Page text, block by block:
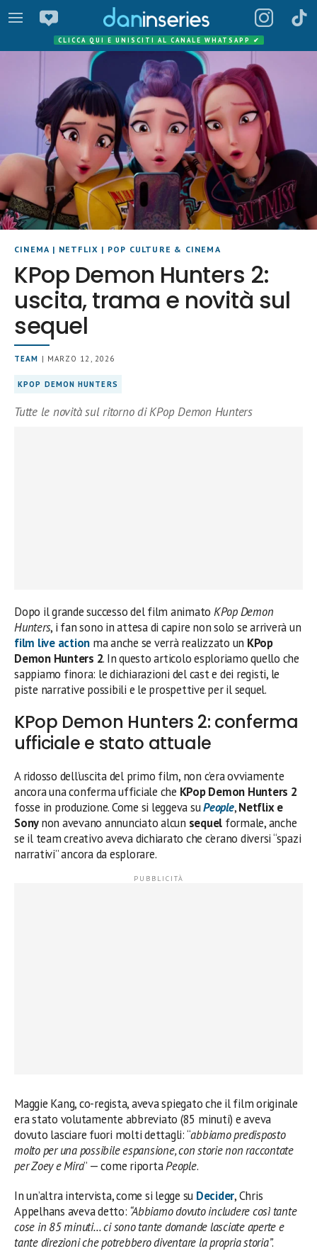
CLICCA QUI E UNISCITI AL CANALE WHATSAPP ✔
CINEMA | NETFLIX | POP CULTURE & CINEMA
KPop Demon Hunters 2:
uscita, trama e novità sul
sequel
TEAM | MARZO 12, 2026
KPOP DEMON HUNTERS
Tutte le novità sul ritorno di KPop Demon Hunters
Dopo il grande successo del film animato KPop Demon
Hunters, i fan sono in attesa di capire non solo se arriverà un
film live action ma anche se verrà realizzato un KPop
Demon Hunters 2. In questo articolo esploriamo quello che
sappiamo finora: le dichiarazioni del cast e dei registi, le
piste narrative possibili e le prospettive per il sequel.
KPop Demon Hunters 2: conferma
ufficiale e stato attuale
A ridosso dell’uscita del primo film, non c’era ovviamente
ancora una conferma ufficiale che KPop Demon Hunters 2
fosse in produzione. Come si leggeva suPeople,Netflix e
Sonynon avevano annunciato alcun sequel formale, anche
se il team creativo aveva dichiarato che c’erano diversi “spazi
narrativi” ancora da esplorare.
Maggie Kang, co-regista, aveva spiegato che il film originale
era stato volutamente abbreviato (85 minuti) e aveva
dovuto lasciare fuori molti dettagli: “abbiamo predisposto
molto per una possibile espansione, con storie non raccontate
per Zoey e Mira” — come riportaPeople.
In un’altra intervista, come si legge su Decider, Chris
Appelhans aveva detto: “Abbiamo dovuto includere così tante
cose in 85 minuti… ci sono tante domande lasciate aperte e
tante direzioni che potrebbero diventare la propria storia”.